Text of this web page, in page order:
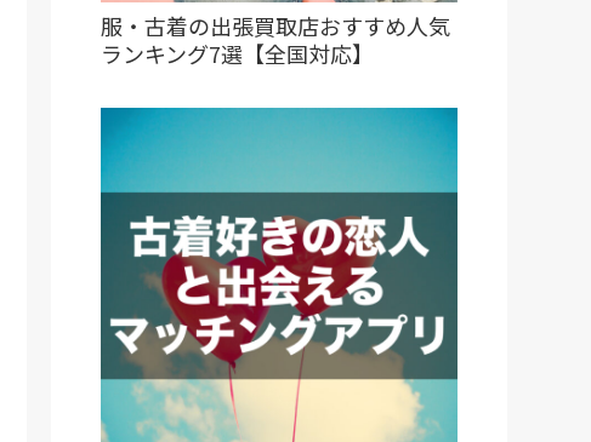
服・古着の出張買取店おすすめ人気
ランキング7選【全国対応】